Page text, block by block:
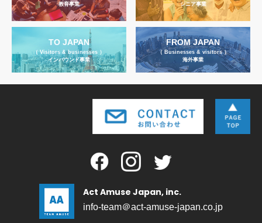
教育事業 シニア事業
TO JAPAN
（ Visitors & businesses ）
インバウンド事業
FROM JAPAN
（ Businesses & visitors ）
海外事業
Act Amuse Japan, inc.
info-team＠act-amuse-japan.co.jp